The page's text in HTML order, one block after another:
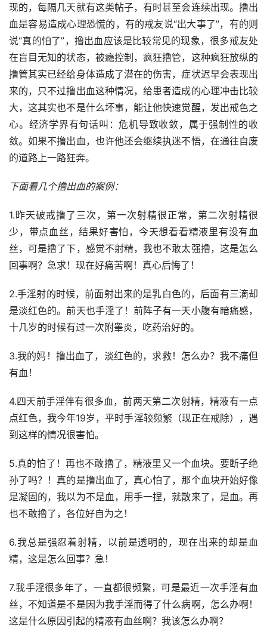
现的，每隔几天就有这类帖子，有时甚至会连续出现。撸出
血是容易造成心理恐慌的，有的戒友说“出大事了”，有的则
说“真的怕了”，撸出血应该是比较常见的现象，很多戒友处
在盲目无知的状态，被瘾控制，疯狂撸管，这种疯狂放纵的
撸管其实已经给身体造成了潜在的伤害，症状迟早会表现出
来的，只不过撸出血这种情况，给患者造成的心理冲击比较
大，这其实也不是什么坏事，能让他快速觉醒，发出戒色之
心。经济学界有句话叫：危机导致收敛，属于强制性的收
敛。如果不撸出血，也许他还会继续执迷不悟，在通往自废
的道路上一路狂奔。
下面看几个撸出血的案例：
1.昨天破戒撸了三次，第一次射精很正常，第二次射精很
少，带点血丝，结果好害怕，今天想看看精液里有没有血
丝，可是撸了下，感觉不射精，我也不敢太强撸，这是怎么
回事啊？急求！现在好痛苦啊！真心后悔了！
2.手淫射的时候，前面射出来的是乳白色的，后面有三滴却
是淡红色的。前天也手淫了！前阵子有一天小腹有暗痛感，
十几岁的时候有过一次附睾炎，吃药治好的。
3.我的妈！撸出血了，淡红色的，求救！怎么办？我不痛但
有血！
4.四天前手淫伴有很多血，前两天第二次射精，精液有一点
点红色，我今年19岁，平时手淫较频繁（现正在戒除），遇
到这样的情况很害怕。
5.真的怕了！再也不敢撸了，精液里又一个血块。要断子绝
孙了吗？！真的是撸出血了，真心怕了，那个血块开始好像
是凝固的，我以为不是血，用手一捏，就散来了，是血。再
也不敢撸了，各位好自为之！
6.我总是强忍着射精，以前是透明的，现在出来的却是血
精，这是怎么回事？急！
7.我手淫很多年了，一直都很频繁，可是最近一次手淫有血
丝，不知道是不是因为我手淫而得了什么病啊，怎么办啊！
这是什么原因引起的精液有血丝啊？我该怎么办啊？